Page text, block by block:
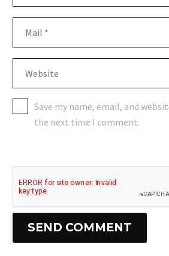
Save my name, email, and
the next time I comment.
SEND COMMENT